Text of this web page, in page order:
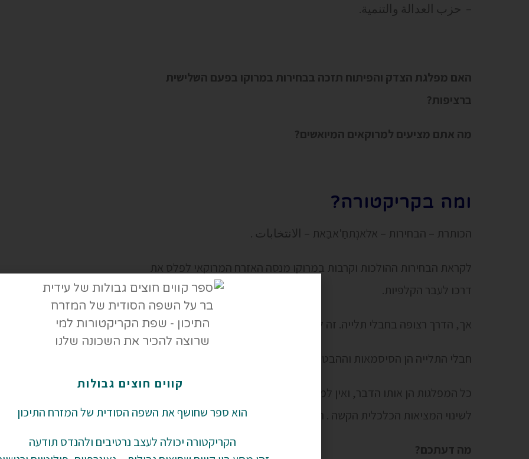
– حزب العدالة والتنمية.
האם מפלגת הצדק והפיתוח תזכה בבחירות במרוקו בפעם השלישית
ברציפות?
מה אתם מציעים למרוקאים המיואשים?
ומה בקריקטורה?
הכותרת – הבחירות – אלאנְתִחַ'אבַּאת – الانتخابات .
לקראת הבחירות ההולכות וקרבות במרוקו מנסה האזרח המרוקאי לפלס את
דרכו לעבר הקלפיות.
אך, הדרך רצופה בחבלי תלייה. זה לא סימן טוב.
חבלי התלייה הן הסיסמאות וההבטחות של המפלגות השונות.
כל המפלגות הן אותו הדבר, ואין למרוקאי תקווה שהבחירות הפעם יביאו
לשינוי המציאות הכלכלית הקשה . החבל רק ילך ויתהדק סביב צווארם.
מה דעתכם?
קווים חוצים גבולות
הוא ספר שחושף את השפה הסודית של המזרח התיכון
הקריקטורה יכולה לעצב נרטיבים ולהנדס תודעה